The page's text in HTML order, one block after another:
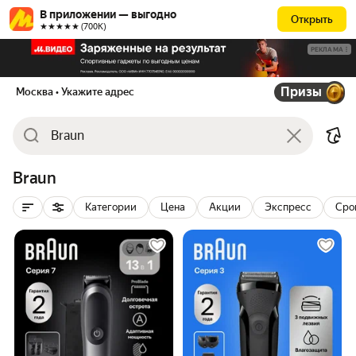
В приложении — выгодно
★★★★★ (700К)
Открыть
РЕКЛАМА
Москва • Укажите адрес Призы
Braun
Категории Цена Акции Экспресс